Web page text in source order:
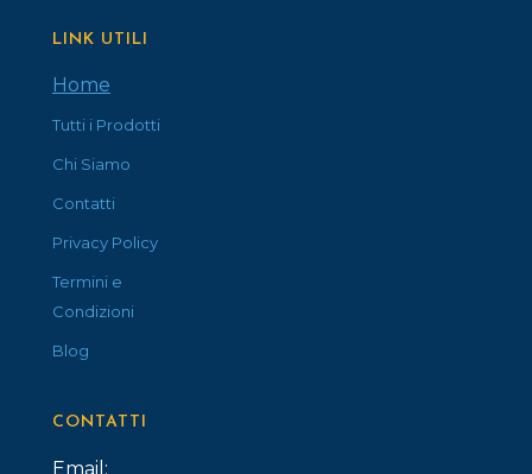
LINK UTILI
Home
Tutti i Prodotti
Chi Siamo
Contatti
Privacy Policy
Termini e
Condizioni
Blog
CONTATTI
Email: